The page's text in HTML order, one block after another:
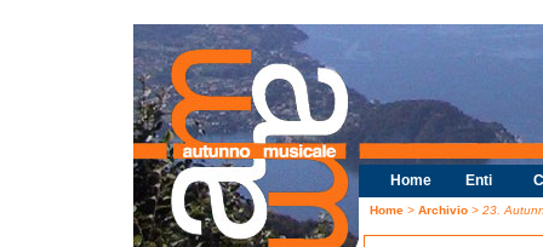
Home Enti
Home > Archivio > 23.